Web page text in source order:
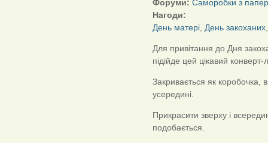
Форуми: Саморобки з
Нагоди:
День матері День закоханих
Для привітання до Дня
підійде цей цікавий конверт-
Закривається як коробочка,
усередині.
Прикрасити зверху і
подобається.